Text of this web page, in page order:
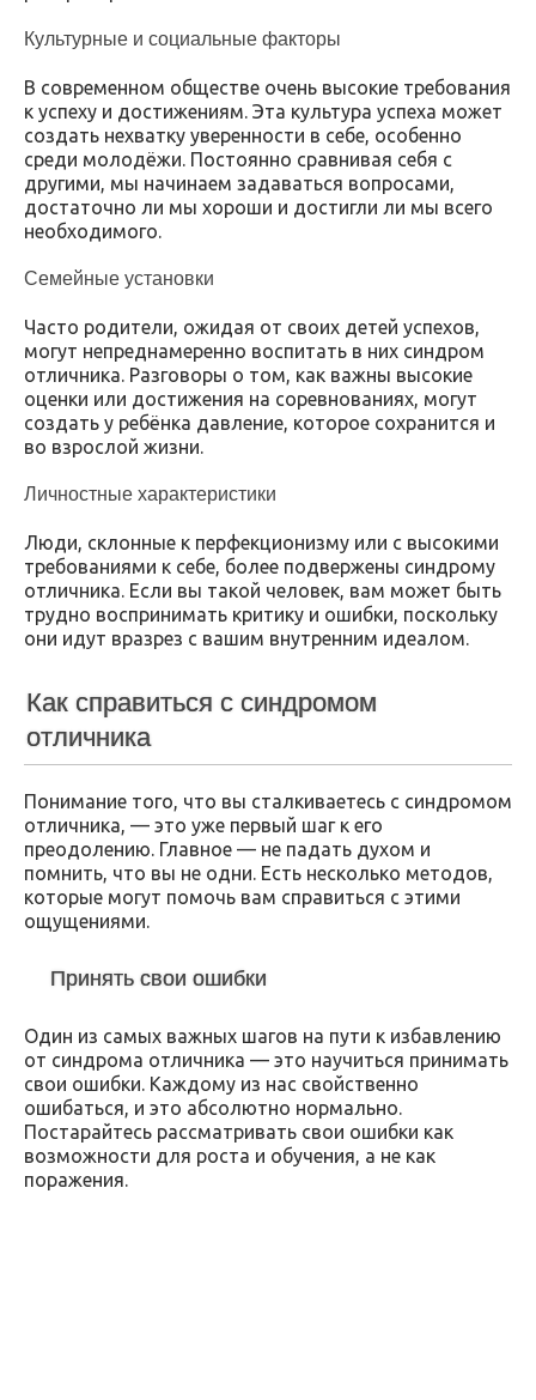
Культурные и социальные факторы
В современном обществе очень высокие требования
к успеху и достижениям. Эта культура успеха может
создать нехватку уверенности в себе, особенно
среди молодёжи. Постоянно сравнивая себя с
другими, мы начинаем задаваться вопросами,
достаточно ли мы хороши и достигли ли мы всего
необходимого.
Семейные установки
Часто родители, ожидая от своих детей успехов,
могут непреднамеренно воспитать в них синдром
отличника. Разговоры о том, как важны высокие
оценки или достижения на соревнованиях, могут
создать у ребёнка давление, которое сохранится и
во взрослой жизни.
Личностные характеристики
Люди, склонные к перфекционизму или с высокими
требованиями к себе, более подвержены синдрому
отличника. Если вы такой человек, вам может быть
трудно воспринимать критику и ошибки, поскольку
они идут вразрез с вашим внутренним идеалом.
Как справиться с синдромом
отличника
Понимание того, что вы сталкиваетесь с синдромом
отличника, — это уже первый шаг к его
преодолению. Главное — не падать духом и
помнить, что вы не одни. Есть несколько методов,
которые могут помочь вам справиться с этими
ощущениями.
Принять свои ошибки
Один из самых важных шагов на пути к избавлению
от синдрома отличника — это научиться принимать
свои ошибки. Каждому из нас свойственно
ошибаться, и это абсолютно нормально.
Постарайтесь рассматривать свои ошибки как
возможности для роста и обучения, а не как
поражения.